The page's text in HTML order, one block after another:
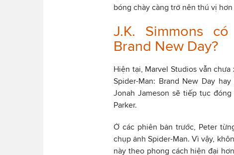
bóng chày càng trở nên thú vị
J.K. Simmons
Brand New Day?
Hiện tại, Marvel Studios vẫn
Spider-Man: Brand New Day
Jonah Jameson sẽ tiếp tục
Parker.
Ở các phiên bản trước, Peter
chụp ảnh Spider-Man. Vì vậy,
này theo phong cách hiện đại